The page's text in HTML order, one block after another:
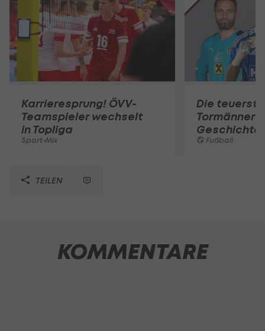
Karrieresprung! ÖVV-
Teamspieler wechselt
in Topliga
Sport-Mix
Die
Tormänner
Geschichte
Fußball
TEILEN
KOMMENTARE